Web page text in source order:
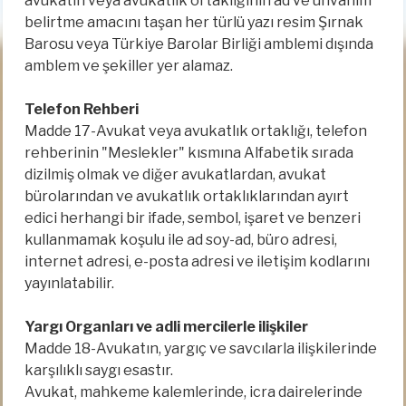
belirtme amacını taşan her türlü yazı resim Şırnak
Barosu veya Türkiye Barolar Birliği amblemi dışında
amblem ve şekiller yer alamaz.
Telefon Rehberi
Madde 17-Avukat veya avukatlık ortaklığı, telefon
rehberinin "Meslekler" kısmına Alfabetik sırada
dizilmiş olmak ve diğer avukatlardan, avukat
bürolarından ve avukatlık ortaklıklarından ayırt
edici herhangi bir ifade, sembol, işaret ve benzeri
kullanmamak koşulu ile ad soy-ad, büro adresi,
internet adresi, e-posta adresi ve iletişim kodlarını
yayınlatabilir.
Yargı Organları ve adli mercilerle ilişkiler
Madde 18-Avukatın, yargıç ve savcılarla ilişkilerinde
karşılıklı saygı esastır.
Avukat, mahkeme kalemlerinde, icra dairelerinde